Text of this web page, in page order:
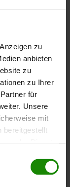
zu
anbieten
zu
zu Ihrer
für
Unsere
mit
bereitgestellt
vor der
Trackings
zu
zu
und
der Erhebung